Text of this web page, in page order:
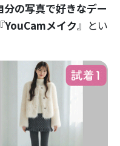
分の写真で好きなデー
YouCamメイク』 とい